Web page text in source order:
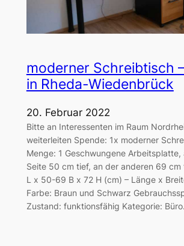
moderner Schreibtisch
in Rheda-Wiedenbrück
20. Februar 2022
Bitte an Interessenten im Raum
weiterleiten Spende: 1x moderner
Menge: 1 Geschwungene Arbeitsplatte,
Seite 50 cm tief, an der anderen 69 cm
L x 50-69 B x 72 H (cm) – Länge x
Farbe: Braun und Schwarz
Zustand: funktionsfähig Kategorie: